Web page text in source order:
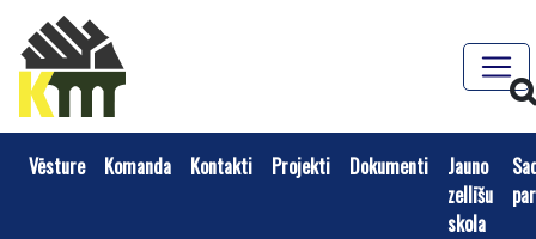
Vēsture Komanda Kontakti Projekti Dokumenti
Jauno
zellīšu
skola